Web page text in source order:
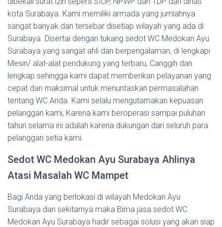
kota Surabaya. Kami memiliki armada yang jumlahnya
sangat banyak dan tersebar disetiap wilayah yang ada di
Surabaya. Disertai dengan tukang sedot WC Medokan Ayu
Surabaya yang sangat ahli dan berpengalaman, di lengkapi
Mesin/ alat-alat pendukung yang terbaru, Canggih dan
lengkap sehingga kami dapat memberikan pelayanan yang
cepat dan maksimal untuk menuntaskan permasalahan
tentang WC Anda. Kami selalu mengutamakan kepuasan
pelanggan kami, Karena kami beroperasi sampai puluhan
tahun selama ini adalah karena dukungan dari seluruh para
pelanggan setia kami.
Sedot WC Medokan Ayu Surabaya Ahlinya
Atasi Masalah WC Mampet
Bagi Anda yang berlokasi di wilayah Medokan Ayu
Surabaya dan sekitarnya maka Bima jasa sedot WC
Medokan Ayu Surabaya hadir sebagai solusi yang akan siap